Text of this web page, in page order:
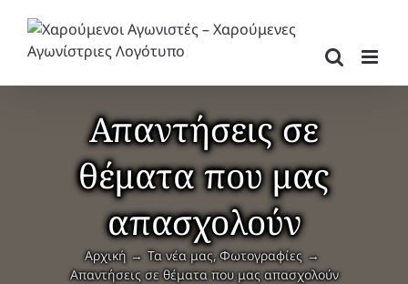
περιεχόμενο
Απαντήσεις σε
θέματα που μας
απασχολούν
Αρχική Τα νέα μας Φωτογραφίες
Απαντήσεις σε θέματα που μας απασχολούν